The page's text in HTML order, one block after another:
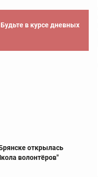
в курсе дневных
открылась
волонтёров"